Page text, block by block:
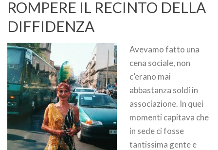
ROMPERE IL RECINTO DELLA
DIFFIDENZA
Avevamo fatto una
cena sociale, non
c’erano mai
abbastanza soldi in
associazione. In quei
momenti capitava che
in sede ci fosse
tantissima gente e